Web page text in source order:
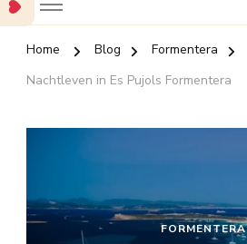
Home Blog
Formentera
Nachtleven in Es Pujols Formentera
FORMENTERA